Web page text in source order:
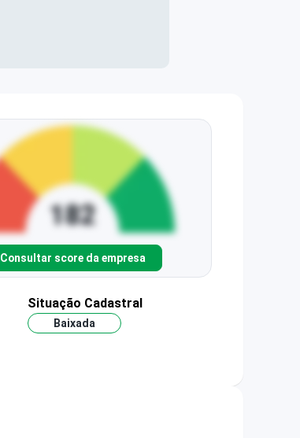
Consultar score da empresa
Situação Cadastral
Baixada